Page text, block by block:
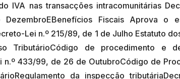
IVA nas transacções intracomunitárias
Fiscais Aprova o
Lei n.º 215/89, de 1 de Julho Estatuto
TributárioCódigo de procedimento e
n.º 433/99, de 26 de OutubroCódigo de
da inspecção